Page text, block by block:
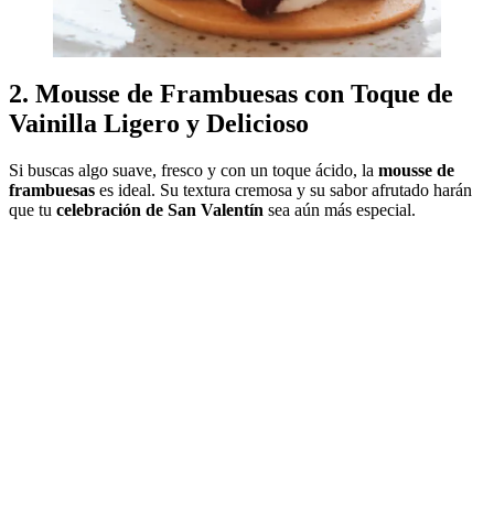
2. Mousse de Frambuesas con Toque de
Vainilla Ligero y Delicioso
Si buscas algo suave, fresco y con un toque ácido, la mousse de
frambuesas es ideal. Su textura cremosa y su sabor afrutado harán
que tu celebración de San Valentín sea aún más especial.